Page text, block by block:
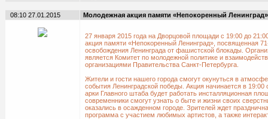
08:10 27.01.2015 Молодежная акция памяти «Непокоренный Ленинград»
27 января 2015 года на Дворцовой площади с 19:00 до
акция памяти «Непокоренный Ленинград», посвященная
освобождения Ленинграда от фашистской блокады.
является Комитет по молодежной политике и
организациями Правительства Санкт-Петербурга.
Жители и гости нашего города смогут окунуться в
события Ленинградской победы. Акция начинается в
арки Главного штаба будет работать инсталляционная
современники смогут узнать о быте и жизни своих
оказались в осажденном городе. Зрителей ждет
программа с участием любимых артистов, а также